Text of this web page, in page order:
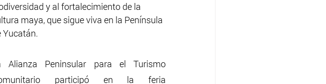
y al fortalecimiento de la
maya, que sigue viva en la Península
Yucatán.
Alianza Peninsular para el Turismo
participó en la feria